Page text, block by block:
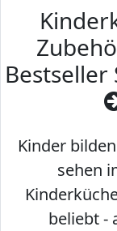
Bestseller
Kinder
sehen
beliebt -